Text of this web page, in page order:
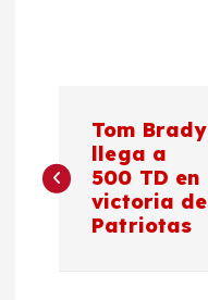
a
Tom Brady
llega a
500 TD en
victoria de
Patriotas